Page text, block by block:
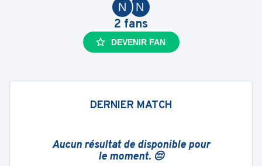
N
N
2 fans
DEVENIR FAN
DERNIER MATCH
Aucun résultat de disponible pour
le moment. 😔